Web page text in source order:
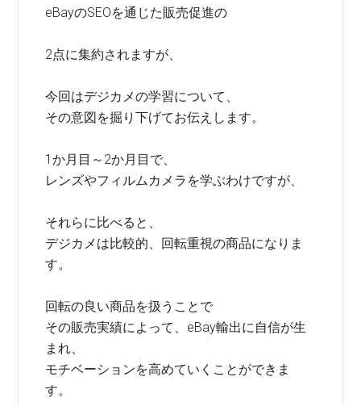
eBayのSEOを通じた販売促進の
2点に集約されますが、
今回はデジカメの学習について、
その意図を掘り下げてお伝えします。
1か月目～2か月目で、
レンズやフィルムカメラを学ぶわけですが、
それらに比べると、
デジカメは比較的、回転重視の商品になりま
す。
回転の良い商品を扱うことで
その販売実績によって、eBay輸出に自信が生
まれ、
モチベーションを高めていくことができま
す。